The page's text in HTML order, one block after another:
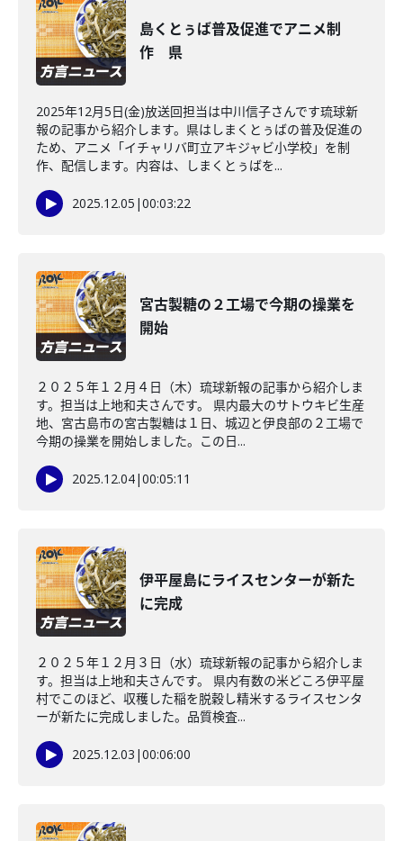
島くとぅば普及促進でアニメ制
作 県
2025年12月5日(金)放送回担当は中川信子さんです琉球新
報の記事から紹介します。県はしまくとぅばの普及促進の
ため、アニメ「イチャリバ町立アキジャビ小学校」を制
作、配信します。内容は、しまくとぅばを...
2025.12.05 |00:03:22
宮古製糖の２工場で今期の操業を
開始
２０２５年１２月４日（木）琉球新報の記事から紹介しま
す。担当は上地和夫さんです。 県内最大のサトウキビ生産
地、宮古島市の宮古製糖は１日、城辺と伊良部の２工場で
今期の操業を開始しました。この日...
2025.12.04|00:05:11
伊平屋島にライスセンターが新た
に完成
２０２５年１２月３日（水）琉球新報の記事から紹介しま
す。担当は上地和夫さんです。 県内有数の米どころ伊平屋
村でこのほど、収穫した稲を脱穀し精米するライスセンタ
ーが新たに完成しました。品質検査...
2025.12.03 |00:06:00